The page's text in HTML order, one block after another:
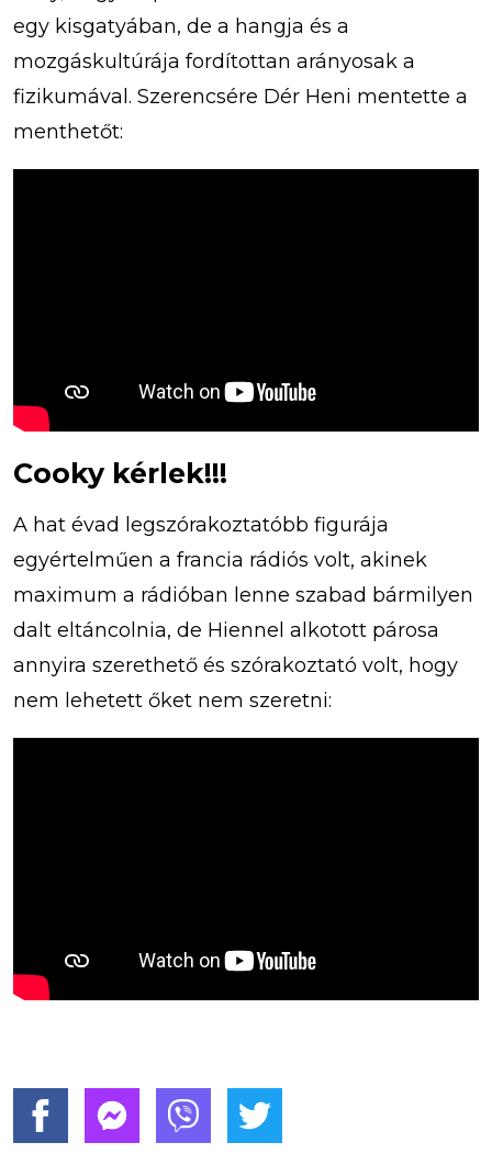
egy kisgatyában, de a hangja és a
mozgáskultúrája fordítottan arányosak a
fizikumával. Szerencsére Dér Heni mentette a
menthetőt:
Cooky kérlek!!!
A hat évad legszórakoztatóbb figurája
egyértelműen a francia rádiós volt, akinek
maximum a rádióban lenne szabad bármilyen
dalt eltáncolnia, de Hiennel alkotott párosa
annyira szerethető és szórakoztató volt, hogy
nem lehetett őket nem szeretni: